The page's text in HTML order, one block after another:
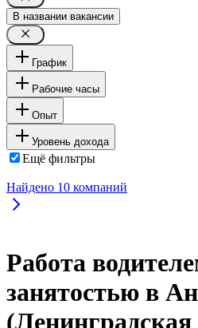
В названии вакансии
График
Рабочие часы
Опыт
Уровень дохода
Ещё фильтры
Найдено 10 компаний
Работа
занятостью в
(Ленинградская